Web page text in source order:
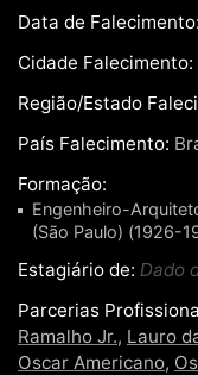
Data de Falecimento:
Cidade Falecimento:
Região/Estado
País Falecimento:
Formação:
Engenheiro-
(São Paulo) (1926-
Estagiário de: Dado
Parcerias
Ramalho Jr., Lauro
Oscar Americano,